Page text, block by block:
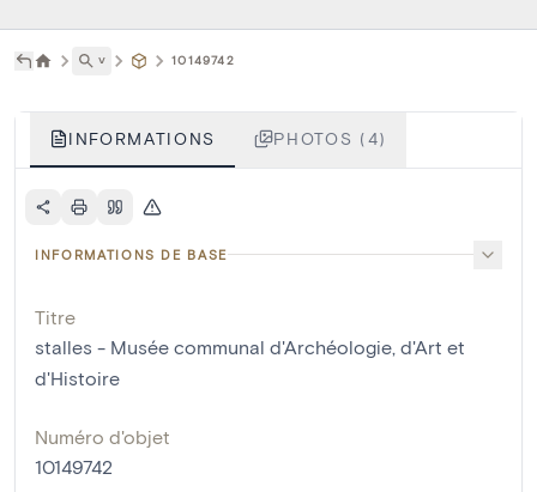
˅ 10149742
INFORMATIONS PHOTOS (4)
INFORMATIONS DE BASE
Titre
stalles - Musée communal d'Archéologie, d'Art et
d'Histoire
Numéro d'objet
10149742